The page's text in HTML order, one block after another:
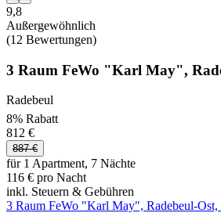
9,8
Außergewöhnlich
(12 Bewertungen)
3 Raum FeWo "Karl May",
Radebeul
8% Rabatt
812 €
887 €
für 1 Apartment, 7 Nächte
116 € pro Nacht
inkl. Steuern & Gebühren
3 Raum FeWo "Karl May", Radebeul-Ost,